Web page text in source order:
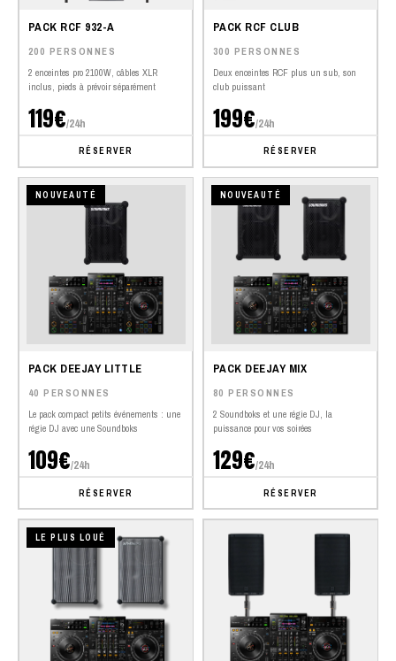
PACK RCF 932-A
200 PERSONNES
2 enceintes pro 2100W, câbles XLR
inclus, pieds à prévoir séparément
119€/24h
RÉSERVER
PACK RCF CLUB
300 PERSONNES
Deux enceintes RCF plus un sub, son
club puissant
199€/24h
RÉSERVER
NOUVEAUTÉ
PACK DEEJAY LITTLE
40 PERSONNES
Le pack compact petits événements : une
régie DJ avec une Soundboks
109€/24h
RÉSERVER
NOUVEAUTÉ
PACK DEEJAY MIX
80 PERSONNES
2 Soundboks et une régie DJ, la
puissance pour vos soirées
129€/24h
RÉSERVER
LE PLUS LOUÉ